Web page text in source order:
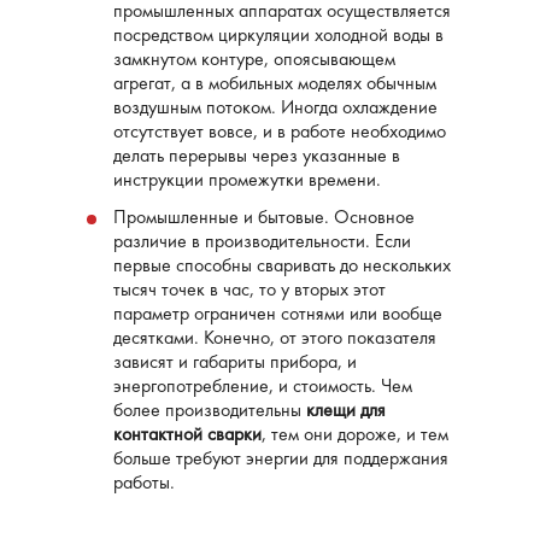
промышленных аппаратах осуществляется
посредством циркуляции холодной воды в
замкнутом контуре, опоясывающем
агрегат, а в мобильных моделях обычным
воздушным потоком. Иногда охлаждение
отсутствует вовсе, и в работе необходимо
делать перерывы через указанные в
инструкции промежутки времени.
Промышленные и бытовые. Основное
различие в производительности. Если
первые способны сваривать до нескольких
тысяч точек в час, то у вторых этот
параметр ограничен сотнями или вообще
десятками. Конечно, от этого показателя
зависят и габариты прибора, и
энергопотребление, и стоимость. Чем
более производительны клещи для
контактной сварки, тем они дороже, и тем
больше требуют энергии для поддержания
работы.